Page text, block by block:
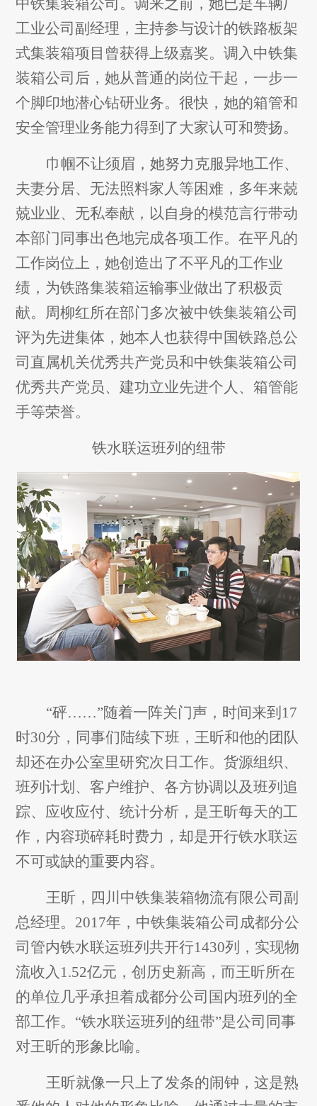
中铁集装箱公司。调来之前，她已是车辆厂
工业公司副经理，主持参与设计的铁路板架
式集装箱项目曾获得上级嘉奖。调入中铁集
装箱公司后，她从普通的岗位干起，一步一
个脚印地潜心钻研业务。很快，她的箱管和
安全管理业务能力得到了大家认可和赞扬。
巾帼不让须眉，她努力克服异地工作、
夫妻分居、无法照料家人等困难，多年来兢
兢业业、无私奉献，以自身的模范言行带动
本部门同事出色地完成各项工作。在平凡的
工作岗位上，她创造出了不平凡的工作业
绩，为铁路集装箱运输事业做出了积极贡
献。周柳红所在部门多次被中铁集装箱公司
评为先进集体，她本人也获得中国铁路总公
司直属机关优秀共产党员和中铁集装箱公司
优秀共产党员、建功立业先进个人、箱管能
手等荣誉。
铁水联运班列的纽带
“砰……”随着一阵关门声，时间来到17
时30分，同事们陆续下班，王昕和他的团队
却还在办公室里研究次日工作。货源组织、
班列计划、客户维护、各方协调以及班列追
踪、应收应付、统计分析，是王昕每天的工
作，内容琐碎耗时费力，却是开行铁水联运
不可或缺的重要内容。
王昕，四川中铁集装箱物流有限公司副
总经理。2017年，中铁集装箱公司成都分公
司管内铁水联运班列共开行1430列，实现物
流收入1.52亿元，创历史新高，而王昕所在
的单位几乎承担着成都分公司国内班列的全
部工作。“铁水联运班列的纽带”是公司同事
对王昕的形象比喻。
王昕就像一只上了发条的闹钟，这是熟